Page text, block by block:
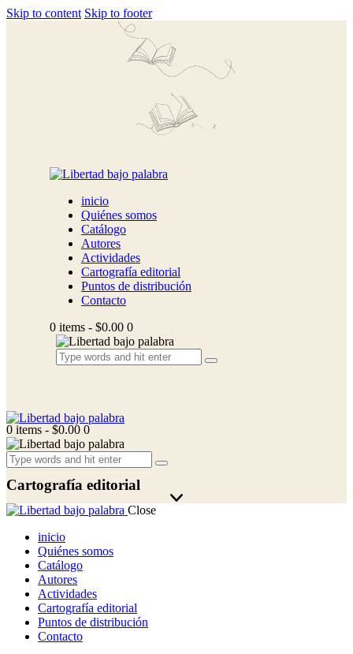
Skip to content Skip to footer
inicio
Quiénes somos
Catálogo
Autores
Actividades
Cartografía editorial
Puntos de distribución
Contacto
0 items - $0.00 0
0 items - $0.00 0
Cartografía editorial
Close
inicio
Quiénes somos
Catálogo
Autores
Actividades
Cartografía editorial
Puntos de distribución
Contacto